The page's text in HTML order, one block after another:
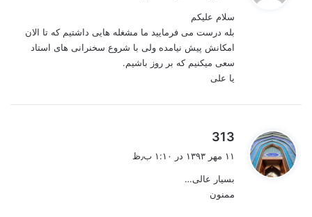
سلام علیکم
بله درست می فرمایید ما مشغله هایی داشتیم که تا الان
امکانش پیش نیامده ولی با شروع سخنرانی های استاد
سعی میکنیم که بر روز باشیم.
یا علی
313
:
۱۱ مهر ۱۳۹۳ در ۱:۱۰ ب٫ظ
بسیار عالی…
ممنون